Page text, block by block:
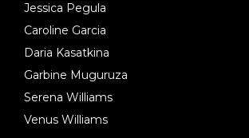
Jessica Pegula
Caroline Garcia
Daria Kasatkina
Garbine Muguruza
Serena Williams
Venus Williams